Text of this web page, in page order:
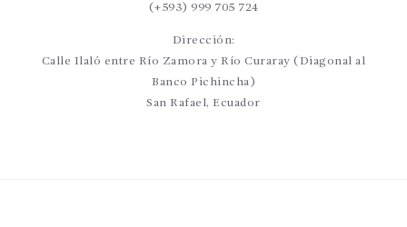
(+593) 999 705 724
Dirección:
Calle Ilaló entre Río Zamora y Río Curaray (Diagonal al
Banco Pichincha)
San Rafael, Ecuador